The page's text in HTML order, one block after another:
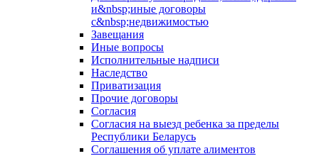
и&nbsp;иные договоры
с&nbsp;недвижимостью
Завещания
Иные вопросы
Исполнительные надписи
Наследство
Приватизация
Прочие договоры
Согласия
Согласия на выезд ребенка за пределы
Республики Беларусь
Соглашения об уплате алиментов